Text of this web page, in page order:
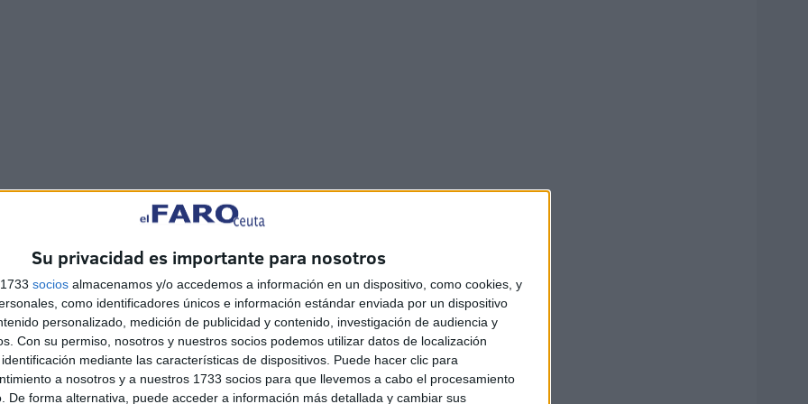
Su privacidad es importante para nosotros
socios almacenamos y/o accedemos a información en un dispositivo, como cookies, y
como identificadores únicos e información estándar enviada por un dispositivo
personalizado, medición de publicidad y contenido, investigación de audiencia y
Con su permiso, nosotros y nuestros socios podemos utilizar datos de localización
mediante las características de dispositivos. Puede hacer clic para
a nosotros y a nuestros 1733 socios para que llevemos a cabo el procesamiento
De forma alternativa, puede acceder a información más detallada y cambiar sus
lista esa pista? La Ciudad tiene una alternativa
prácticas.
teniéndola, no está acondicionada, se podrá